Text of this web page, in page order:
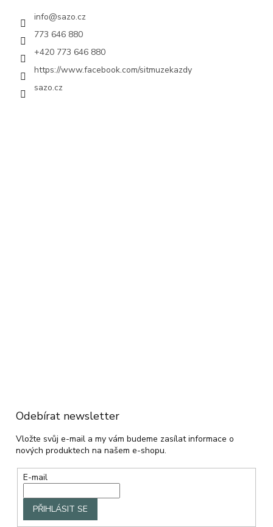
info@sazo.cz
773 646 880
+420 773 646 880
https://www.facebook.com/sitmuzekazdy
sazo.cz
Odebírat newsletter
Vložte svůj e-mail a my vám budeme zasílat informace o
nových produktech na našem e-shopu.
E-mail
PŘIHLÁSIT SE